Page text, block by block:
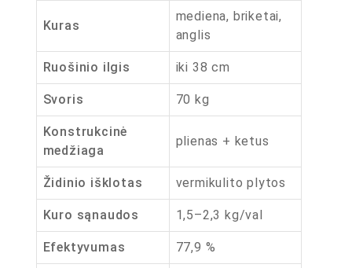
Kuras
mediena, briketai,
anglis
Ruošinio ilgis iki 38 cm
Svoris 70 kg
Konstrukcinė
medžiaga
plienas + ketus
Židinio išklotas vermikulito plytos
Kuro sąnaudos 1,5–2,3 kg/val
Efektyvumas 77,9 %